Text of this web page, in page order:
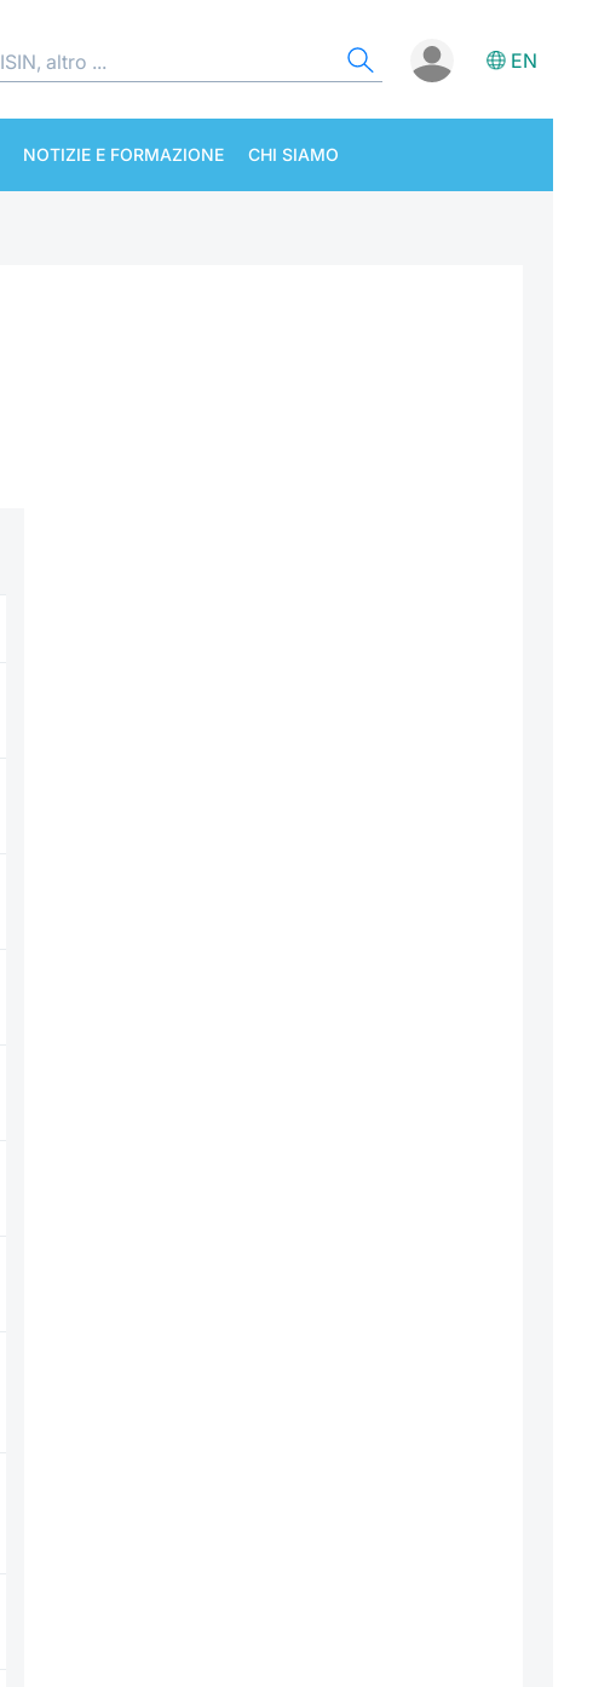
EN
NOTIZIE E FORMAZIONE CHI SIAMO